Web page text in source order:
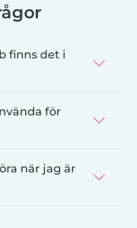
finns det i
för
när jag är